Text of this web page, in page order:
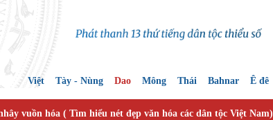
Việt Tày - Nùng Dao Mông Thái Bahnar Ê đê
vuồn hóa ( Tìm hiểu nét đẹp văn hóa các dân tộc Việt Nam)